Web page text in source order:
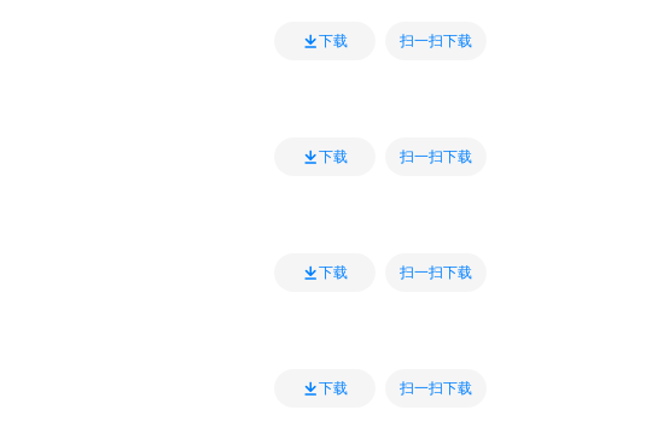
下载 扫一扫下载
下载 扫一扫下载
下载 扫一扫下载
下载 扫一扫下载